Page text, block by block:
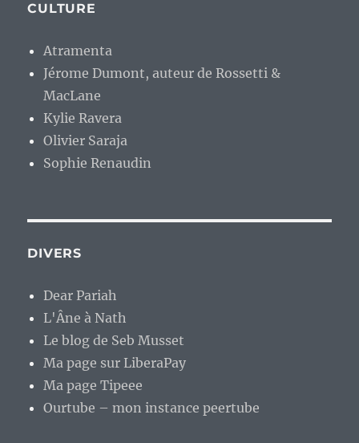
CULTURE
Atramenta
Jérome Dumont, auteur de Rossetti &
MacLane
Kylie Ravera
Olivier Saraja
Sophie Renaudin
DIVERS
Dear Pariah
L'Âne à Nath
Le blog de Seb Musset
Ma page sur LiberaPay
Ma page Tipeee
Ourtube – mon instance peertube